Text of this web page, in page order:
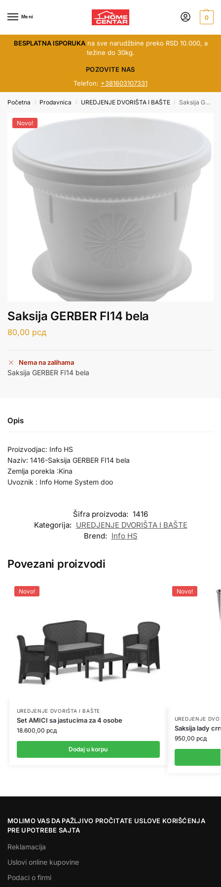
Meni 0
BESPLATNA ISPORUKAna sve narudžbine preko RSD 10.000, a
težine do 30kg.
POZOVITE NAS
Telefon: +381603107331
Početna / Prodavnica / UREDJENJE DVORIŠTA I BAŠTE / Saksija GERBER FI14 bela
Novo!
Saksija GERBER FI14 bela
80,00 рсд
Nema na zalihama
Saksija GERBER FI14 bela
Opis
Proizvodjac: Info HS
Naziv: 1416-Saksija GERBER FI14 bela
Zemlja porekla :Kina
Uvoznik : Info Home System doo
Šifra proizvoda: 1416
Kategorija: UREDJENJE DVORIŠTA I BAŠTE
Brend: Info HS
Povezani proizvodi
Novo!
UREDJENJE DVORIŠTA I BAŠTE
Set AMICI sa jastucima za 4 osobe
18.600,00 рсд
Dodaj u korpu
Novo!
UREDJENJE
Saksija lady
950,00 рсд
MOLIMO VAS DA PAŽLJIVO PROČITATE USLOVE KORIŠĆENJA
PRE UPOTREBE SAJTA
Reklamacija
Uslovi online kupovine
Podaci o firmi